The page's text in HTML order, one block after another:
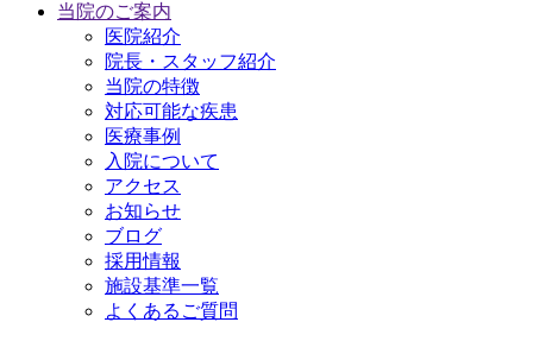
当院のご案内
医院紹介
院長・スタッフ紹介
当院の特徴
対応可能な疾患
医療事例
入院について
アクセス
お知らせ
ブログ
採用情報
施設基準一覧
よくあるご質問